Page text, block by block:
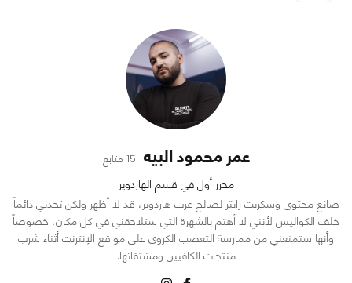
عمر محمود البيه 15 متابع
محرر أول في قسم الهاردوير
صانع محتوى وسكربت رايتر لصالح عرب هاردوير، قد لا أظهر ولكن تجدني دائماً
خلف الكواليس لأنني لا أهتم بالشهرة التي ستلاحقني في كل مكان، خصوصاً
وأنها ستمنعني من ممارسة التعصب الكروي على مواقع الإنترنت أثناء شرب
منتجات الكافيين ومشتقاتها.